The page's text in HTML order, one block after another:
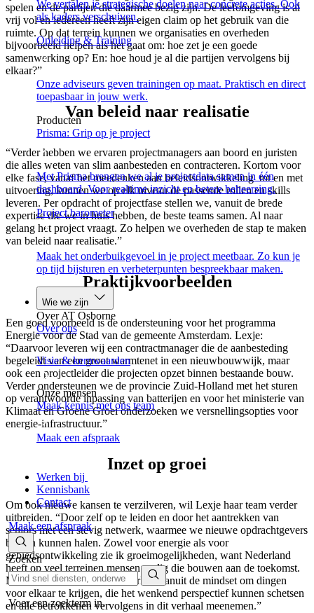
We vertalen je strategische doelen naar concrete acties. Ook
als kaders verschuiven.
Opleiding & Training
Onze adviseurs geven trainingen op maat. Praktisch en direct
toepasbaar in jouw werk.
Producten
Prisma: Grip op je project
Met Prisma brengen we al je projectdata samen in één
dashboard. Voor realtime inzicht en betere beheersing.
Project barometer
Maak het onderbuikgevoel in je project meetbaar. Zo kun je
op tijd bijsturen en verbeterpunten bespreekbaar maken.
Wie we zijn
Over AT Osborne
Over ons
Visie & kernwaarden
Onze mensen
Maak kennis met ons team
Maak een afspraak
Werken bij
Kennisbank
Contact
Maak een afspraak
Zoeken
Voer een zoekterm in.
spelen en de partijen die daarmee bezig zijn. De leefomgeving is al
vrij vol en iedereen heeft zijn eigen claim op het gebruik van die
ruimte. Op dat terrein kunnen we organisaties en overheden
bijvoorbeeld helpen als het gaat om: hoe zet je een goede
samenwerking op? En: hoe houd je al die partijen vervolgens bij
elkaar?”
Van beleid naar realisatie
“Verder hebben we ervaren projectmanagers aan boord en juristen
die alles weten van slim aanbesteden en contracteren. Kortom voor
elke fase, vanaf het meedenken aan beleidsontwikkeling tot en met
uitvoering, kunnen we op elk niveau de passende rollen en skills
leveren. Per opdracht of projectfase stellen we, vanuit de brede
expertise die we in huis hebben, de beste teams samen. Al naar
gelang het project vraagt. Zo helpen we overheden de stap te maken
van beleid naar realisatie.”
Praktijkvoorbeelden
Een goed voorbeeld is de ondersteuning voor het programma
Energie voor de Stad van de gemeente Amsterdam. Lexje:
“Daarvoor leveren wij een contractmanager die de aanbesteding
begeleidt van een groot warmtenet in een nieuwbouwwijk, maar
ook een projectleider die projecten opzet binnen bestaande bouw.
Verder ondersteunen we de provincie Zuid-Holland met het sturen
op verantwoorde inpassing van batterijen en voor het ministerie van
Klimaat en Groene Groei onderzoeken we versnellingsopties voor
energie-infrastructuur.”
Inzet op groei
Om ook nieuwe kansen te verzilveren, wil Lexje haar team verder
uitbreiden. “Door zelf op te leiden en door het aantrekken van
seniors met een stevig netwerk, waarmee we nieuwe opdrachtgevers
binnen kunnen halen. Zowel voor energie als voor
gebiedsontwikkeling zie ik groeimogelijkheden, want Nederland
heeft op veel terreinen mensen nodig die bouwen aan de toekomst.
Mensen die kunnen samenwerken vanuit de mindset om dingen
voor elkaar te krijgen, die het wenkend perspectief kunnen schetsen
en alle betrokkenen vervolgens in dit verhaal meenemen.”